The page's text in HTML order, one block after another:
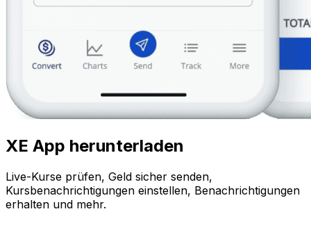
XE App herunterladen
Live-Kurse prüfen, Geld sicher senden,
Kursbenachrichtigungen einstellen, Benachrichtigungen
erhalten und mehr.